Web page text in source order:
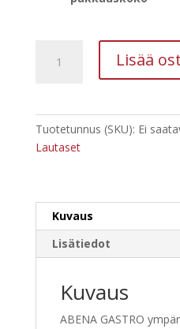
GASTRO
Lisää
Tuotetunnus (SKU): Ei
Lautaset
Kuvaus
Lisätiedot
Kuvaus
ABENA GASTRO